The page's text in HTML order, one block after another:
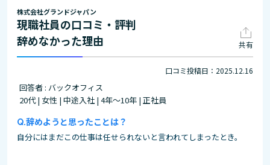
株式会社グランドジャパン
現職社員の口コミ・評判
辞めなかった理由
共有
口コミ投稿日：2025.12.16
回答者 : バックオフィス
20代 | 女性 | 中途入社 | 4年～10年 | 正社員
辞めようと思ったことは？
自分にはまだこの仕事は任せられないと言われてしまったとき。